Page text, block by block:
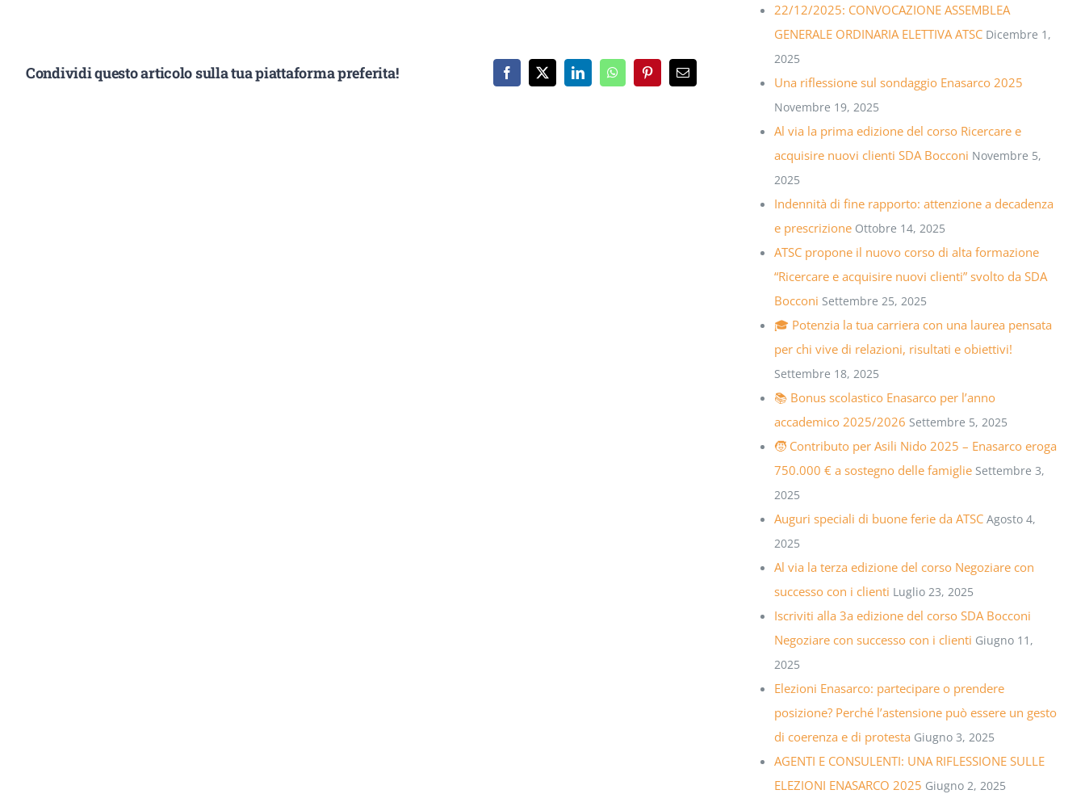
Condividi questo articolo sulla tua piattaforma preferita!
22/12/2025: CONVOCAZIONE ASSEMBLEA
GENERALE ORDINARIA ELETTIVA ATSC Dicembre 1,
2025
Una riflessione sul sondaggio Enasarco 2025
Novembre 19, 2025
Al via la prima edizione del corso Ricercare e
acquisire nuovi clienti SDA Bocconi Novembre 5,
2025
Indennità di fine rapporto: attenzione a decadenza
e prescrizione Ottobre 14, 2025
ATSC propone il nuovo corso di alta formazione
“Ricercare e acquisire nuovi clienti” svolto da SDA
Bocconi Settembre 25, 2025
🎓 Potenzia la tua carriera con una laurea pensata
per chi vive di relazioni, risultati e obiettivi!
Settembre 18, 2025
📚 Bonus scolastico Enasarco per l’anno
accademico 2025/2026 Settembre 5, 2025
🧒 Contributo per Asili Nido 2025 – Enasarco eroga
750.000 € a sostegno delle famiglie Settembre 3,
2025
Auguri speciali di buone ferie da ATSC Agosto 4,
2025
Al via la terza edizione del corso Negoziare con
successo con i clienti Luglio 23, 2025
Iscriviti alla 3a edizione del corso SDA Bocconi
Negoziare con successo con i clienti Giugno 11,
2025
Elezioni Enasarco: partecipare o prendere
posizione? Perché l’astensione può essere un gesto
di coerenza e di protesta Giugno 3, 2025
AGENTI E CONSULENTI: UNA RIFLESSIONE SULLE
ELEZIONI ENASARCO 2025 Giugno 2, 2025